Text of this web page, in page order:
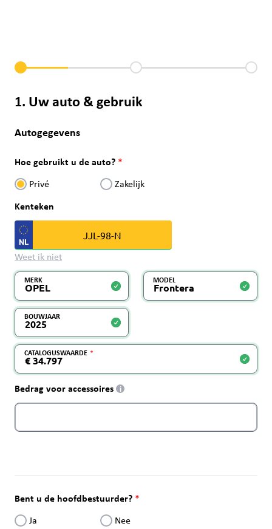
1. Uw auto & gebruik
Autogegevens
Hoe gebruikt u de auto?
Privé Zakelijk
Kenteken
Weet ik niet
MERK MODEL
BOUWJAAR
CATALOGUSWAARDE
Bedrag voor accessoires i
Bent u de hoofdbestuurder?
Ja Nee